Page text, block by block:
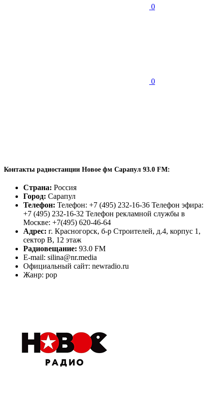
0
0
Контакты радиостанции Новое фм Сарапул 93.0 FM:
Страна: Россия
Город: Сарапул
Телефон: Телефон: +7 (495) 232-16-36 Телефон эфира:
+7 (495) 232-16-32 Телефон рекламной службы в
Москве: +7(495) 620-46-64
Адрес: г. Красногорск, б-р Строителей, д.4, корпус 1,
сектор В, 12 этаж
Радиовещание: 93.0 FM
E-mail: silina@nr.media
Официальный сайт: newradio.ru
Жанр: pop